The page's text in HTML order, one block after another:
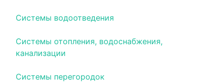
Системы водоотведения
Системы отопления, водоснабжения,
канализации
Системы перегородок